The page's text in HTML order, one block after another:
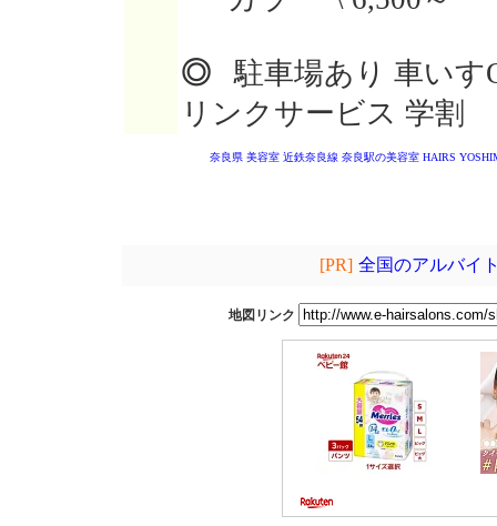
◎ 駐車場あり 車いす
リンクサービス 学割
奈良県 美容室 近鉄奈良線 奈良駅の美容室 HAIRS
[PR] 全国のアルバイ
地図リンク